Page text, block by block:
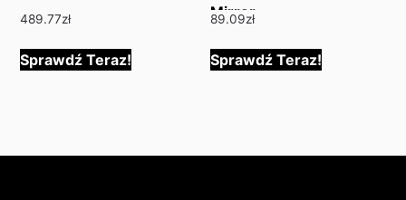
489.77zł
Sprawdź Teraz!
Mirror
89.09zł
Sprawdź Teraz!